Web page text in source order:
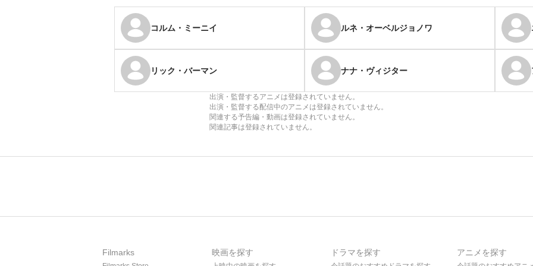
コルム・ミーニイ ルネ・オーベルジョノワ
リック・バーマン ナナ・ヴィジター
出演・監督するアニメは登録されていません。
出演・監督する配信中のアニメは登録されていません。
関連する予告編・動画は登録されていません。
関連記事は登録されていません。
Filmarks 映画を探す ドラマを探す アニメを探す